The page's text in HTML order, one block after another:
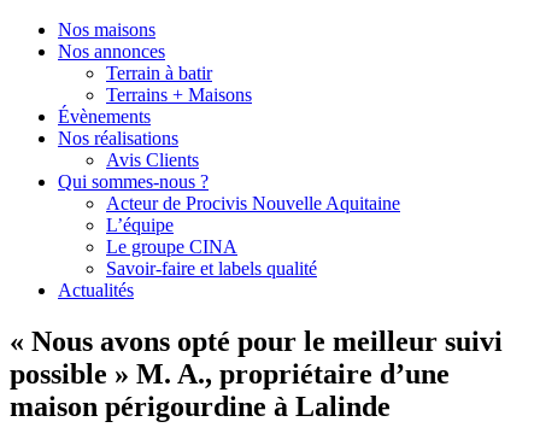
Les Maisons Aura
Constructeur de maisons individuelles en
Dordogne
Nos maisons
Nos annonces
Terrain à batir
Terrains + Maisons
Évènements
Nos réalisations
Avis Clients
Qui sommes-nous ?
Acteur de Procivis Nouvelle Aquitaine
L’équipe
Le groupe CINA
Savoir-faire et labels qualité
Actualités
« Nous avons opté pour le meilleur suivi
possible » M. A., propriétaire d’une
maison périgourdine à Lalinde